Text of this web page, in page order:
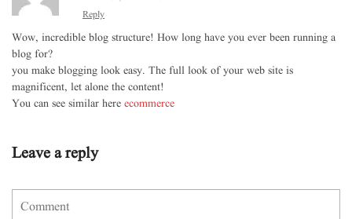
Reply
Wow, incredible blog structure! How long have you ever been running a
blog for?
you make blogging look easy. The full look of your web site is
magnificent, let alone the content!
You can see similar here ecommerce
Leave a reply